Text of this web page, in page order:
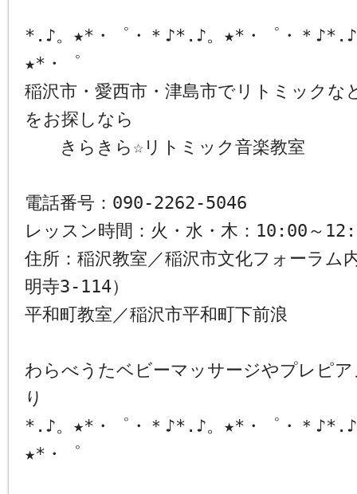
*.♪。★*・゜・＊♪*.♪。★*・゜・＊
★*・゜
稲沢市・愛西市・津島市でリトミックな
をお探しなら
きらきら☆リトミック音楽教室
電話番号：090-2262-5046
レッスン時間：火・水・木：10:00～
住所：稲沢教室／稲沢市文化フォーラム
明寺3-114）
平和町教室／稲沢市平和町下前浪
わらべうたベビーマッサージやプレピ
り
*.♪。★*・゜・＊♪*.♪。★*・゜・＊
★*・゜